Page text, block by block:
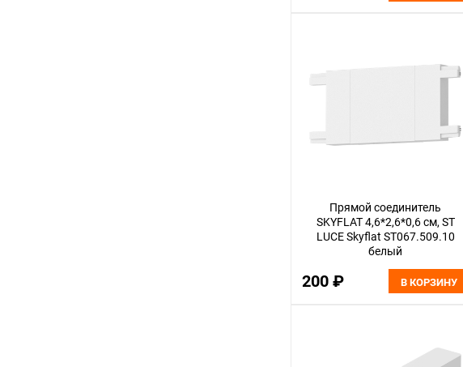
Прямой соединитель
SKYFLAT 4,6*2,6*0,6 см, ST
LUCE Skyflat ST067.509.10
белый
200 ₽ В КОРЗИНУ